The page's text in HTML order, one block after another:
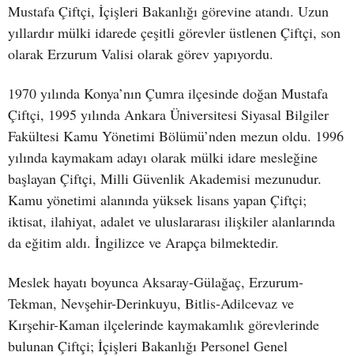
Mustafa Çiftçi, İçişleri Bakanlığı görevine atandı. Uzun
yıllardır mülki idarede çeşitli görevler üstlenen Çiftçi, son
olarak Erzurum Valisi olarak görev yapıyordu.
1970 yılında Konya’nın Çumra ilçesinde doğan Mustafa
Çiftçi, 1995 yılında Ankara Üniversitesi Siyasal Bilgiler
Fakültesi Kamu Yönetimi Bölümü’nden mezun oldu. 1996
yılında kaymakam adayı olarak mülki idare mesleğine
başlayan Çiftçi, Milli Güvenlik Akademisi mezunudur.
Kamu yönetimi alanında yüksek lisans yapan Çiftçi;
iktisat, ilahiyat, adalet ve uluslararası ilişkiler alanlarında
da eğitim aldı. İngilizce ve Arapça bilmektedir.
Meslek hayatı boyunca Aksaray-Gülağaç, Erzurum-
Tekman, Nevşehir-Derinkuyu, Bitlis-Adilcevaz ve
Kırşehir-Kaman ilçelerinde kaymakamlık görevlerinde
bulunan Çiftçi; İçişleri Bakanlığı Personel Genel